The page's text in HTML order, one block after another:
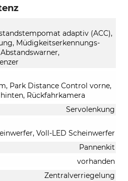
adaptiv (ACC),
Müdigkeitserkennungs-
Park Distance Control vorne,
Rückfahrkamera
Servolenkung
Voll-LED Scheinwerfer
Pannenkit
vorhanden
Zentralverriegelung